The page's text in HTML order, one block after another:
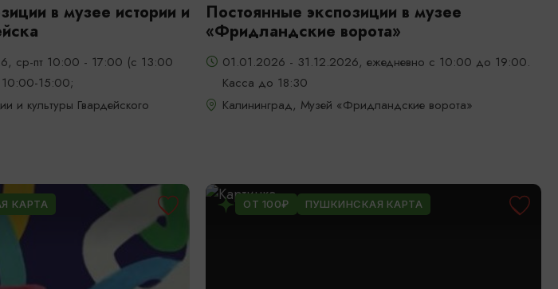
в музее истории и
ср-пт 10:00 - 17:00 (с 13:00
15:00;
и культуры Гвардейского
Постоянные экспозиции в музее
«Фридландские ворота»
01.01.2026 - 31.12.2026, ежедневно с 10:00 до 19:00.
Касса до 18:30
Калининград, Музей «Фридландские ворота»
КАРТА ОТ 100₽ ПУШКИНСКАЯ КАРТА